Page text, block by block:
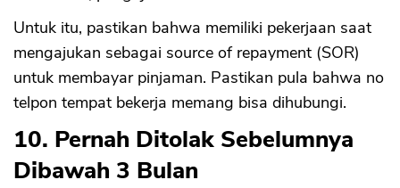
Untuk itu, pastikan bahwa memiliki pekerjaan saat
mengajukan sebagai source of repayment (SOR)
untuk membayar pinjaman. Pastikan pula bahwa no
telpon tempat bekerja memang bisa dihubungi.
10. Pernah Ditolak Sebelumnya
Dibawah 3 Bulan